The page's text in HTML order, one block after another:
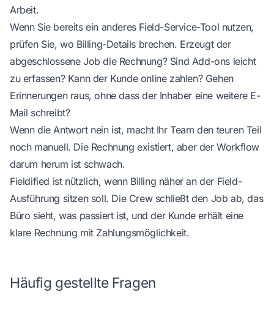
Arbeit.
Wenn Sie bereits ein anderes Field-Service-Tool nutzen,
prüfen Sie, wo Billing-Details brechen. Erzeugt der
abgeschlossene Job die Rechnung? Sind Add-ons leicht
zu erfassen? Kann der Kunde online zahlen? Gehen
Erinnerungen raus, ohne dass der Inhaber eine weitere E-
Mail schreibt?
Wenn die Antwort nein ist, macht Ihr Team den teuren Teil
noch manuell. Die Rechnung existiert, aber der Workflow
darum herum ist schwach.
Fieldified ist nützlich, wenn Billing näher an der Field-
Ausführung sitzen soll. Die Crew schließt den Job ab, das
Büro sieht, was passiert ist, und der Kunde erhält eine
klare Rechnung mit Zahlungsmöglichkeit.
Häufig gestellte Fragen